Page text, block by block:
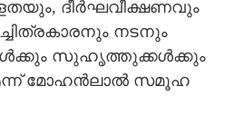
ദീർഘവീക്ഷണവും
നടനും
സുഹൃത്തുക്കൾക്കും
മോഹൻലാൽ സമൂഹ